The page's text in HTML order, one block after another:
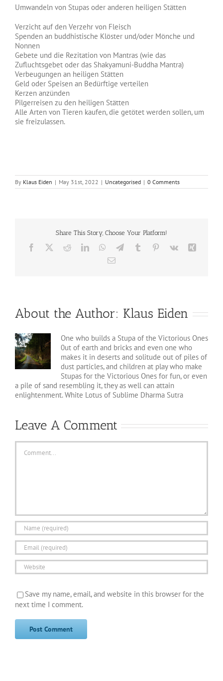
Umwandeln von Stupas oder anderen heiligen Stätten
Verzicht auf den Verzehr von Fleisch
Spenden an buddhistische Klöster und/oder Mönche und
Nonnen
Gebete und die Rezitation von Mantras (wie das
Zufluchtsgebet oder das Shakyamuni-Buddha Mantra)
Verbeugungen an heiligen Stätten
Geld oder Speisen an Bedürftige verteilen
Kerzen anzünden
Pilgerreisen zu den heiligen Stätten
Alle Arten von Tieren kaufen, die getötet werden sollen, um
sie freizulassen.
By Klaus Eiden | May 31st, 2022 | Uncategorised | 0 Comments
Share This Story, Choose Your Platform!
Facebook RedditLinkedInWhatsApp
TelegramTumblr Pinterest
Vk
Email
About the Author: Klaus Eiden
One who builds a Stupa of the Victorious Ones
0ut of earth and bricks and even one who
makes it in deserts and solitude out of piles of
dust particles, and children at play who make
Stupas for the Victorious Ones for fun, or even
a pile of sand resembling it, they as well can attain
enlightenment. White Lotus of Sublime Dharma Sutra
Leave A Comment
Comment
Save my name, email, and website in this browser for the
next time I comment.